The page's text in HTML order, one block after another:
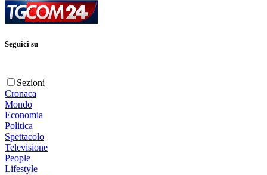
Seguici su
Sezioni
Cronaca
Mondo
Economia
Politica
Spettacolo
Televisione
People
Lifestyle